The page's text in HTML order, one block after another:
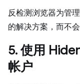
反检测浏览器为管
的解决方案，而不会
5. 使用
帐户